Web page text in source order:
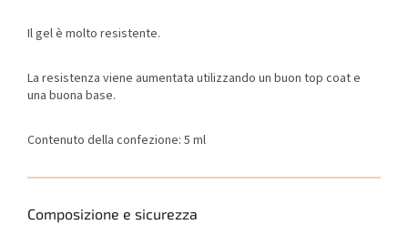
Il gel è molto resistente.
La resistenza viene aumentata utilizzando un buon top coat e
una buona base.
Contenuto della confezione: 5 ml
Composizione e sicurezza